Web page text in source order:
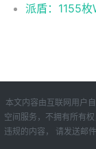
派盾：1155
本文内容由互联网用户
空间服务，不拥有所有
违规的内容， 请发送邮